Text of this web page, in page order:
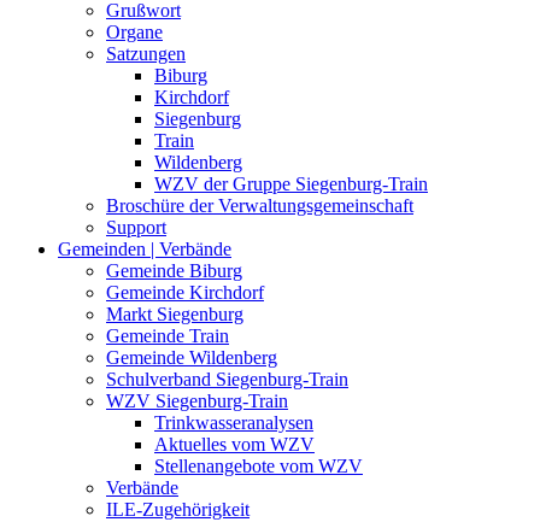
Grußwort
Organe
Satzungen
Biburg
Kirchdorf
Siegenburg
Train
Wildenberg
WZV der Gruppe Siegenburg-Train
Broschüre der Verwaltungsgemeinschaft
Support
Gemeinden | Verbände
Gemeinde Biburg
Gemeinde Kirchdorf
Markt Siegenburg
Gemeinde Train
Gemeinde Wildenberg
Schulverband Siegenburg-Train
WZV Siegenburg-Train
Trinkwasseranalysen
Aktuelles vom WZV
Stellenangebote vom WZV
Verbände
ILE-Zugehörigkeit